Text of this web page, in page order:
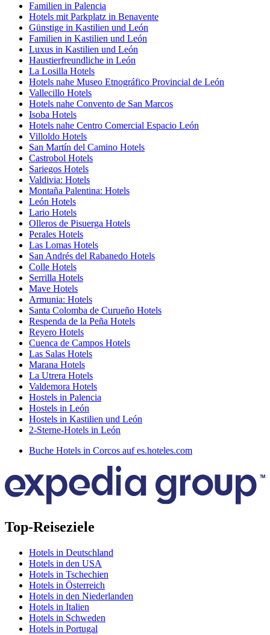
Familien in Palencia
Hotels mit Parkplatz in Benavente
Günstige in Kastilien und León
Familien in Kastilien und León
Luxus in Kastilien und León
Haustierfreundliche in León
La Losilla Hotels
Hotels nahe Museo Etnográfico Provincial de León
Vallecillo Hotels
Hotels nahe Convento de San Marcos
Isoba Hotels
Hotels nahe Centro Comercial Espacio León
Villoldo Hotels
San Martín del Camino Hotels
Castrobol Hotels
Sariegos Hotels
Valdivia: Hotels
Montaña Palentina: Hotels
León Hotels
Lario Hotels
Olleros de Pisuerga Hotels
Perales Hotels
Las Lomas Hotels
San Andrés del Rabanedo Hotels
Colle Hotels
Serrilla Hotels
Mave Hotels
Armunia: Hotels
Santa Colomba de Curueño Hotels
Respenda de la Peña Hotels
Reyero Hotels
Cuenca de Campos Hotels
Las Salas Hotels
Marana Hotels
La Utrera Hotels
Valdemora Hotels
Hostels in Palencia
Hostels in León
Hostels in Kastilien und León
2-Sterne-Hotels in León
Buche Hotels in Corcos auf es.hoteles.com
Top-Reiseziele
Hotels in Deutschland
Hotels in den USA
Hotels in Tschechien
Hotels in Österreich
Hotels in den Niederlanden
Hotels in Italien
Hotels in Schweden
Hotels in Portugal